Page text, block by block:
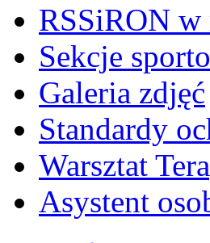
RSSiRON w
Sekcje
Galeria zdjęć
Standardy
Warsztat
Asystent